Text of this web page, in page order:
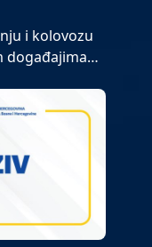
i kolovozu
događajima…